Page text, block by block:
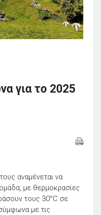
για το 2025
αναμένεται να
με θερμοκρασίες
τους 30°C σε
με τις